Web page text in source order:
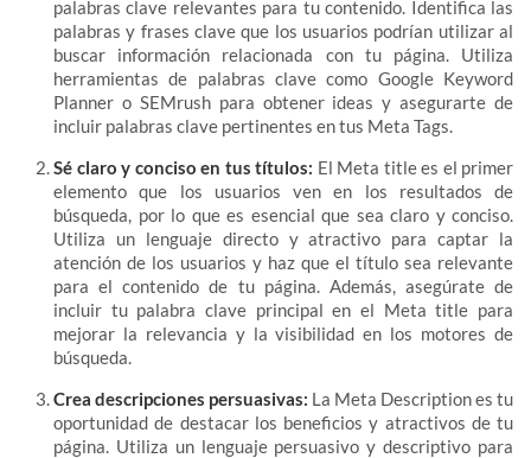
palabras clave relevantes para tu contenido. Identifica las
palabras y frases clave que los usuarios podrían utilizar al
buscar información relacionada con tu página. Utiliza
herramientas de palabras clave como Google Keyword
Planner o SEMrush para obtener ideas y asegurarte de
incluir palabras clave pertinentes en tus Meta Tags.
Sé claro y conciso en tus títulos: El Meta title es el primer
elemento que los usuarios ven en los resultados de
búsqueda, por lo que es esencial que sea claro y conciso.
Utiliza un lenguaje directo y atractivo para captar la
atención de los usuarios y haz que el título sea relevante
para el contenido de tu página. Además, asegúrate de
incluir tu palabra clave principal en el Meta title para
mejorar la relevancia y la visibilidad en los motores de
búsqueda.
Crea descripciones persuasivas: La Meta Description es tu
oportunidad de destacar los beneficios y atractivos de tu
página. Utiliza un lenguaje persuasivo y descriptivo para